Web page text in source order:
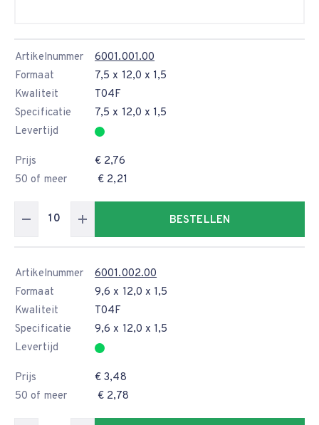
Artikelnummer
6001.001.00
Formaat
7,5 x 12,0 x 1,5
Kwaliteit
T04F
Specificatie
7,5 x 12,0 x 1,5
Levertijd
Prijs
€ 2,76
50 of meer
€ 2,21
BESTELLEN
Artikelnummer
6001.002.00
Formaat
9,6 x 12,0 x 1,5
Kwaliteit
T04F
Specificatie
9,6 x 12,0 x 1,5
Levertijd
Prijs
€ 3,48
50 of meer
€ 2,78